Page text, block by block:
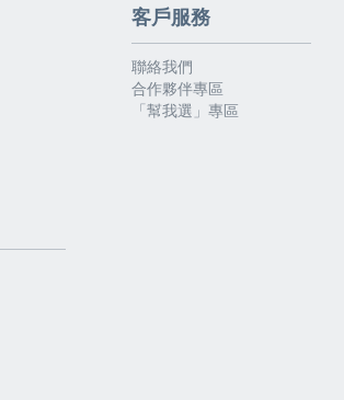
客戶服務
聯絡我們
合作夥伴專區
「幫我選」專區